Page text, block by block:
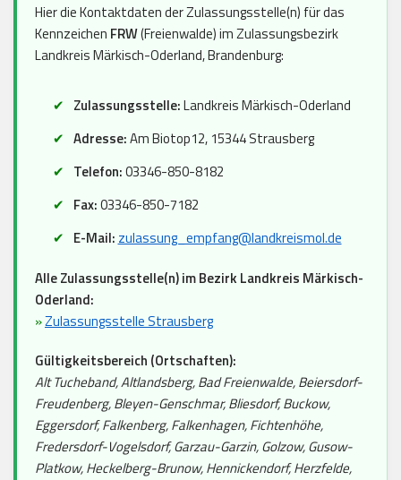
Hier die Kontaktdaten der Zulassungsstelle(n) für das
Kennzeichen FRW(Freienwalde) im Zulassungsbezirk
Landkreis Märkisch-Oderland, Brandenburg:
Zulassungsstelle:Landkreis Märkisch-Oderland
Adresse:Am Biotop12, 15344 Strausberg
Telefon:03346-850-8182
Fax:03346-850-7182
E-Mail: zulassung_empfang@landkreismol.de
Alle Zulassungsstelle(n) im Bezirk Landkreis Märkisch-
Oderland:
»Zulassungsstelle Strausberg
Gültigkeitsbereich (Ortschaften):
Alt Tucheband, Altlandsberg, Bad Freienwalde, Beiersdorf-
Freudenberg, Bleyen-Genschmar, Bliesdorf, Buckow,
Eggersdorf, Falkenberg, Falkenhagen, Fichtenhöhe,
Fredersdorf-Vogelsdorf, Garzau-Garzin, Golzow, Gusow-
Platkow, Heckelberg-Brunow, Hennickendorf, Herzfelde,